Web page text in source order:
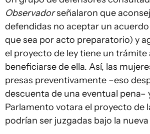
Observadorseñalaron que
defendidas no aceptar un
que sea por acto preparatorio) y
el proyecto de ley tiene un trámite
beneficiarse de ella. Así, las
presas preventivamente –eso
descuenta de una eventual pena–
Parlamento votara el proyecto de
podrían ser juzgadas bajo la nueva